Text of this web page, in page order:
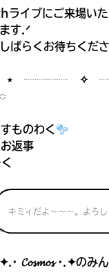
キミィだよ～～～。よろし
イブにご来場いた
す.ᐟ
ばらくお待ちくださ
⋆ ┈┈┈┈ ✧
ものわく
返事
⋆ ┈┈┈┈ ✧
✦.· 𝓒𝓸𝓼𝓶𝓸𝓼 ·.✦のみ